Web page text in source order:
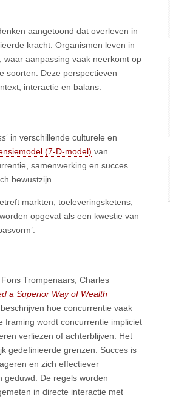
aangetoond dat overleven in
kracht. Organismen leven in
aanpassing vaak neerkomt op
soorten. Deze perspectieven
interactie en balans.
‘ in verschillende culturele en
(7-D-model) van
samenwerking en succes
bewustzijn.
markten, toeleveringsketens,
opgevat als een kwestie van
Trompenaars, Charles
a Superior Way of Wealth
hoe concurrentie vaak
framing wordt concurrentie impliciet
verliezen of achterblijven. Het
gedefinieerde grenzen. Succes is
en zich effectiever
geduwd. De regels worden
in directe interactie met